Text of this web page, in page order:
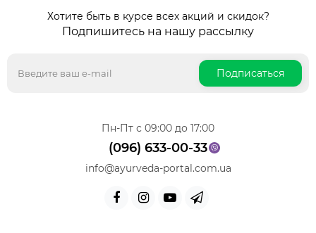
Хотите быть в курсе всех акций и скидок?
Подпишитесь на нашу рассылку
Подписаться
Пн-Пт с 09:00 до 17:00
(096) 633-00-33
info@ayurveda-portal.com.ua